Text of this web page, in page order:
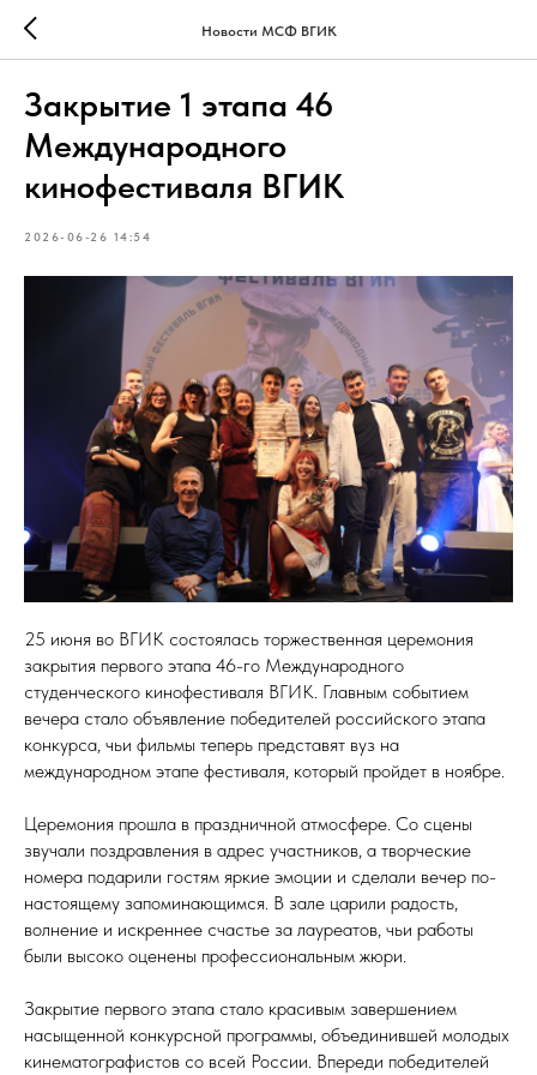
Новости МСФ ВГИК
Закрытие 1 этапа 46
Международного
кинофестиваля ВГИК
2026-06-26 14:54
25 июня во ВГИК состоялась торжественная церемония
закрытия первого этапа 46-го Международного
студенческого кинофестиваля ВГИК. Главным событием
вечера стало объявление победителей российского этапа
конкурса, чьи фильмы теперь представят вуз на
международном этапе фестиваля, который пройдет в ноябре.
Церемония прошла в праздничной атмосфере. Со сцены
звучали поздравления в адрес участников, а творческие
номера подарили гостям яркие эмоции и сделали вечер по-
настоящему запоминающимся. В зале царили радость,
волнение и искреннее счастье за лауреатов, чьи работы
были высоко оценены профессиональным жюри.
Закрытие первого этапа стало красивым завершением
насыщенной конкурсной программы, объединившей молодых
кинематографистов со всей России. Впереди победителей